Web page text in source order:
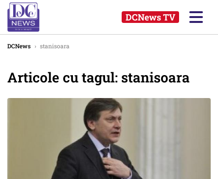
DCNews TV
DCNews › stanisoara
Articole cu tagul: stanisoara